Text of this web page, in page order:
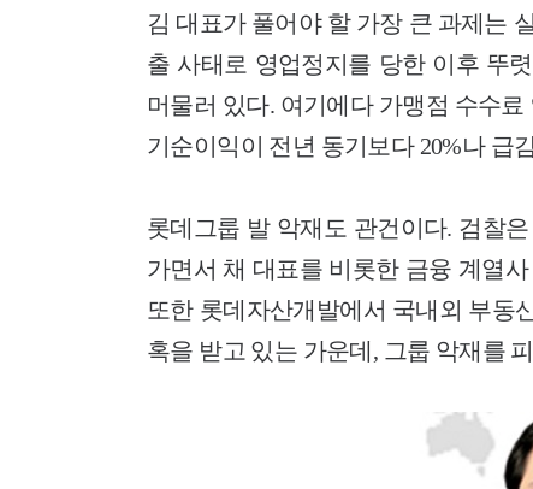
김 대표가 풀어야 할 가장 큰 과제는
출 사태로 영업정지를 당한 이후 뚜
머물러 있다. 여기에다 가맹점 수수
기순이익이 전년 동기보다 20%나 급
롯데그룹 발 악재도 관건이다. 검찰
가면서 채 대표를 비롯한 금융 계열
또한 롯데자산개발에서 국내외 부동
혹을 받고 있는 가운데, 그룹 악재를